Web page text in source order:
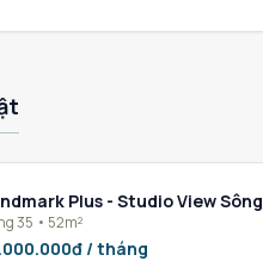
Plus - Studio View Sông
35 • 52m²
/ tháng